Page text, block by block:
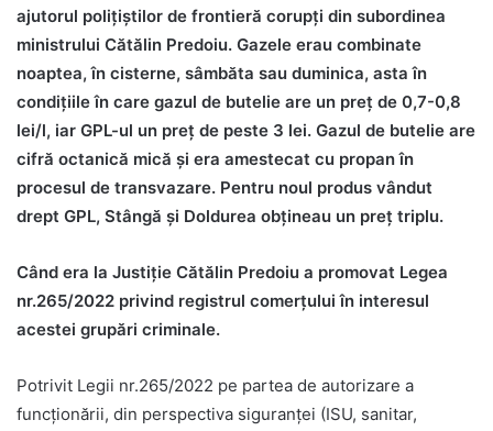
ajutorul polițiștilor de frontieră corupți din subordinea
ministrului Cătălin Predoiu. Gazele erau combinate
noaptea, în cisterne, sâmbăta sau duminica, asta în
condițiile în care gazul de butelie are un preț de 0,7-0,8
lei/l, iar GPL-ul un preț de peste 3 lei. Gazul de butelie are
cifră octanică mică și era amestecat cu propan în
procesul de transvazare. Pentru noul produs vândut
drept GPL, Stângă și Doldurea obțineau un preț triplu.
Când era la Justiție Cătălin Predoiu a promovat Legea
nr.265/2022 privind registrul comerțului în interesul
acestei grupări criminale.
Potrivit Legii nr.265/2022 pe partea de autorizare a
funcționării, din perspectiva siguranței (ISU, sanitar,